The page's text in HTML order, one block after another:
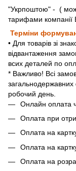
"Укрпоштою" - (
тарифами компанії
Терміни
• Для товарів зі
відвантаження
всих деталей по
* Важливо! Всі
загальнодержавних
робочий день.
Онлайн оплата
Оплата при
Оплата на
Оплата на
Оплата на